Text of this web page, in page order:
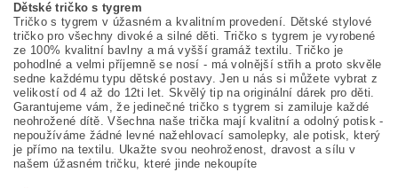
Dětské tričko s tygrem
Tričko s tygrem v úžasném a kvalitním provedení. Dětské stylové
tričko pro všechny divoké a silné děti. Tričko s tygrem je vyrobené
ze 100% kvalitní bavlny a má vyšší gramáž textilu. Tričko je
pohodlné a velmi příjemně se nosí - má volnější střih a proto skvěle
sedne každému typu dětské postavy. Jen u nás si můžete vybrat z
velikostí od 4 až do 12ti let. Skvělý tip na originální dárek pro děti.
Garantujeme vám, že jedinečné tričko s tygrem si zamiluje každé
neohrožené dítě. Všechna naše trička mají kvalitní a odolný potisk -
nepoužíváme žádné levné nažehlovací samolepky, ale potisk, který
je přímo na textilu. Ukažte svou neohroženost, dravost a sílu v
našem úžasném tričku, které jinde nekoupíte